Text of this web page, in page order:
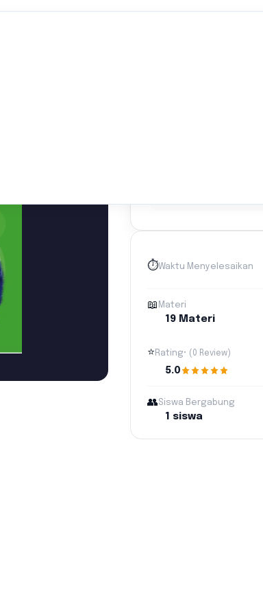
⏱️Waktu Menyelesaikan
📖 Materi
19 Materi
⭐ Rating• ( 0 Review)
5.0
👥Siswa Bergabung
1 siswa